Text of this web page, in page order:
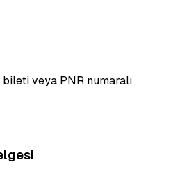
veya PNR numaralı